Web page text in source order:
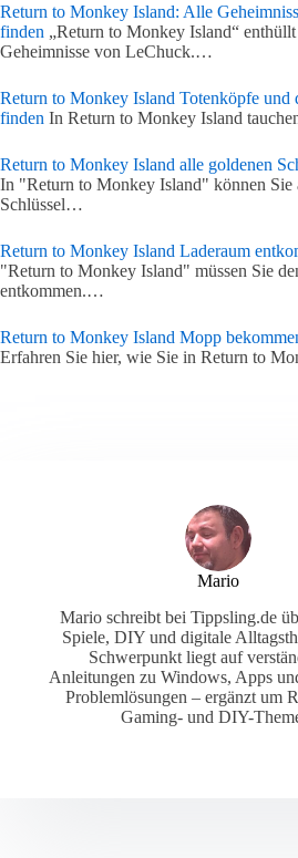
Return to Monkey Island: Alle
finden „Return to Monkey Island“
Geheimnisse von LeChuck.…
Return to Monkey Island Totenköpfe und
finden In Return to Monkey Island
Return to Monkey Island alle goldenen
In "Return to Monkey Island" können Sie
Schlüssel…
Return to Monkey Island Laderaum
"Return to Monkey Island" müssen Sie
entkommen.…
Return to Monkey Island Mopp
Erfahren Sie hier, wie Sie in Return to
Mario
Mario schreibt bei Tippsling.de
Spiele, DIY und digitale
Schwerpunkt liegt auf
Anleitungen zu Windows, Apps
Problemlösungen – ergänzt um
Gaming- und DIY-